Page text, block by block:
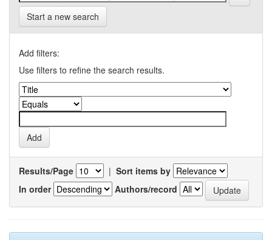
Start a new search
Add filters:
Use filters to refine the search results.
Results/Page | Sort items by
In order
Authors/record